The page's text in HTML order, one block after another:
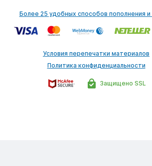
Более 25 удобных способов пополнения и
Защищено SSL
Условия перепечатки материалов
Политика конфиденциальности